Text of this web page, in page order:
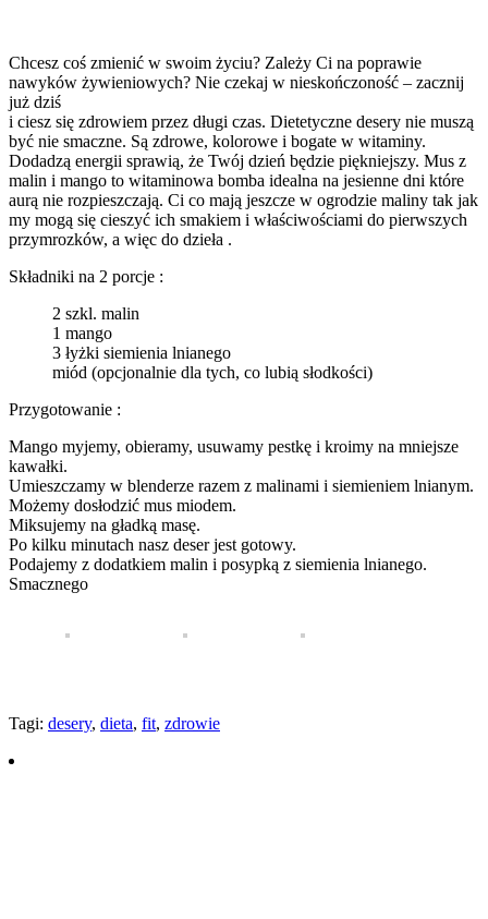
Chcesz coś zmienić w swoim życiu? Zależy Ci na poprawie
nawyków żywieniowych? Nie czekaj w nieskończoność – zacznij
już dziś
i ciesz się zdrowiem przez długi czas. Dietetyczne desery nie muszą
być nie smaczne. Są zdrowe, kolorowe i bogate w witaminy.
Dodadzą energii sprawią, że Twój dzień będzie piękniejszy. Mus z
malin i mango to witaminowa bomba idealna na jesienne dni które
aurą nie rozpieszczają. Ci co mają jeszcze w ogrodzie maliny tak jak
my mogą się cieszyć ich smakiem i właściwościami do pierwszych
przymrozków, a więc do dzieła .
Składniki na 2 porcje :
2 szkl. malin
1 mango
3 łyżki siemienia lnianego
miód (opcjonalnie dla tych, co lubią słodkości)
Przygotowanie :
Mango myjemy, obieramy, usuwamy pestkę i kroimy na mniejsze
kawałki.
Umieszczamy w blenderze razem z malinami i siemieniem lnianym.
Możemy dosłodzić mus miodem.
Miksujemy na gładką masę.
Po kilku minutach nasz deser jest gotowy.
Podajemy z dodatkiem malin i posypką z siemienia lnianego.
Smacznego
Tagi: desery, dieta, fit, zdrowie